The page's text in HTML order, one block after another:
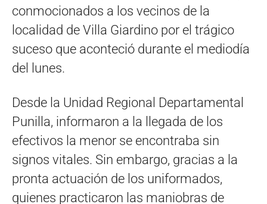
conmocionados a los vecinos de la
localidad de Villa Giardino por el trágico
suceso que aconteció durante el mediodía
del lunes.
Desde la Unidad Regional Departamental
Punilla, informaron a la llegada de los
efectivos la menor se encontraba sin
signos vitales. Sin embargo, gracias a la
pronta actuación de los uniformados,
quienes practicaron las maniobras de